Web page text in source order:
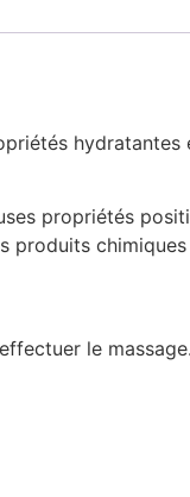
propriétés
produits
le